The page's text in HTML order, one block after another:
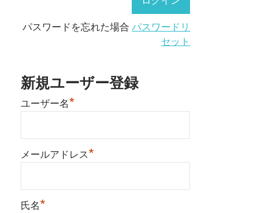
パスワードを忘れた場合パスワードリ
セット
新規ユーザー登録
ユーザー名*
メールアドレス*
氏名*